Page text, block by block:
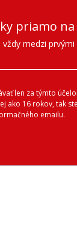
priamo na
medzi prvými
len za týmto
ako 16 rokov, tak
emailu.